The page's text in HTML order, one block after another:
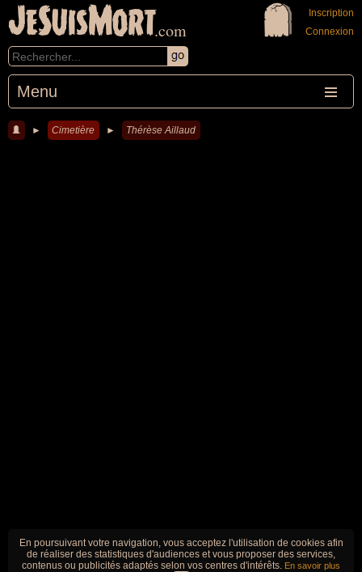
JeSuisMort.com
Menu
Inscription
Connexion
► Cimetière ► Thérèse Aillaud
En poursuivant votre navigation, vous acceptez l'utilisation de cookies afin
de réaliser des statistiques d'audiences et vous proposer des services,
contenus ou publicités adaptés selon vos centres d'intérêts. En savoir plus